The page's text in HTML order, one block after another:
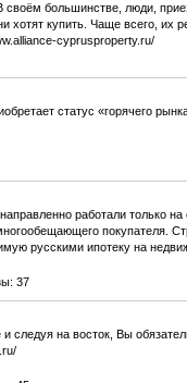
своём большинстве, люди,
хотят купить. Чаще всего, их
cyprusproperty.ru/
статус «горячего
работали только на
покупателя.
русскими ипотеку на
37
следуя на восток, Вы